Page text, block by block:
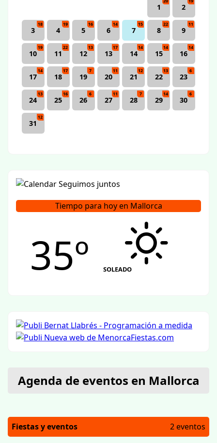
1 2
3
18
4
19
5
16
6
14
7
15
8
22
9
11
10
19
11
22
12
13
13
17
14
14
15
14
16
14
17
14
18
17
19
7
20
11
21
12
22
13
23
6
24
13
25
16
26
6
27
11
28
7
29
14
30
6
31
12
Tiempo para hoy en Mallorca
35º SOLEADO
Agenda de eventos en Mallorca
Fiestas y eventos 2 eventos